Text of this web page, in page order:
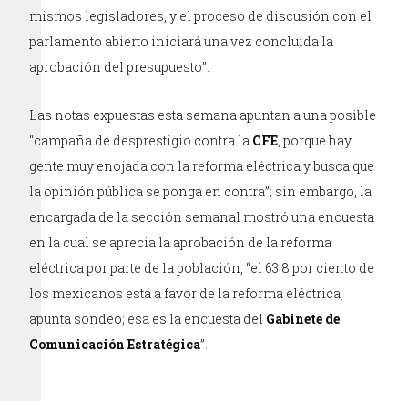
mismos legisladores, y el proceso de discusión con el
parlamento abierto iniciará una vez concluida la
aprobación del presupuesto”.
Las notas expuestas esta semana apuntan a una posible
“campaña de desprestigio contra la CFE, porque hay
gente muy enojada con la reforma eléctrica y busca que
la opinión pública se ponga en contra”; sin embargo, la
encargada de la sección semanal mostró una encuesta
en la cual se aprecia la aprobación de la reforma
eléctrica por parte de la población, “el 63.8 por ciento de
los mexicanos está a favor de la reforma eléctrica,
apunta sondeo; esa es la encuesta del Gabinete de
Comunicación Estratégica”.